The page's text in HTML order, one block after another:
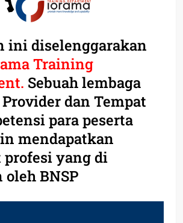
ini diselenggarakan
Training
Sebuah lembaga
dan Tempat
para peserta
mendapatkan
yang di
BNSP